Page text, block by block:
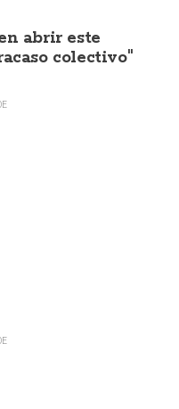
abrir este
colectivo"